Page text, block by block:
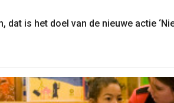
is het doel van de nieuwe actie